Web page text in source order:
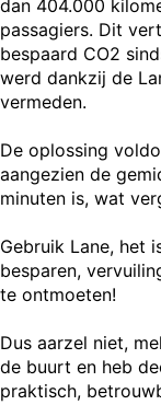
dan 404.000
passagiers. Dit
bespaard CO2
werd dankzij de
vermeden.
De oplossing
aangezien de
minuten is, wat
Gebruik Lane, het
besparen,
te ontmoeten!
Dus aarzel niet,
de buurt en heb
praktisch,